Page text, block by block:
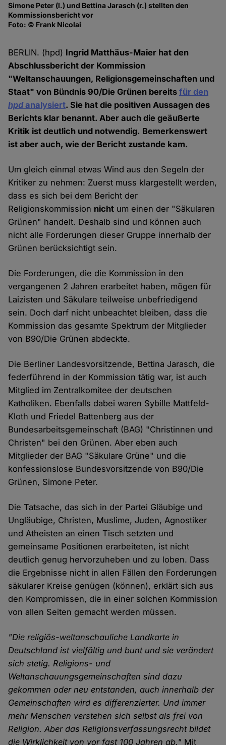
Simone Peter (l.) und Bettina Jarasch (r.) stellten den
Kommissionsbericht vor
Foto: © Frank Nicolai
BERLIN. (hpd) Ingrid Matthäus-Maier hat den
Abschlussbericht der Kommission
"Weltanschauungen, Religionsgemeinschaften und
Staat" von Bündnis 90/Die Grünen bereitsfür den
hpdanalysiert. Sie hat die positiven Aussagen des
Berichts klar benannt. Aber auch die geäußerte
Kritik ist deutlich und notwendig. Bemerkenswert
ist aber auch, wie der Bericht zustande kam.
Um gleich einmal etwas Wind aus den Segeln der
Kritiker zu nehmen: Zuerst muss klargestellt werden,
dass es sich bei dem Bericht der
Religionskommission nicht um einen der "Säkularen
Grünen" handelt. Deshalb sind und können auch
nicht alle Forderungen dieser Gruppe innerhalb der
Grünen berücksichtigt sein.
Die Forderungen, die die Kommission in den
vergangenen 2 Jahren erarbeitet haben, mögen für
Laizisten und Säkulare teilweise unbefriedigend
sein. Doch darf nicht unbeachtet bleiben, dass die
Kommission das gesamte Spektrum der Mitglieder
von B90/Die Grünen abdeckte.
Die Berliner Landesvorsitzende, Bettina Jarasch, die
federführend in der Kommission tätig war, ist auch
Mitglied im Zentralkomitee der deutschen
Katholiken. Ebenfalls dabei waren Sybille Mattfeld-
Kloth und Friedel Battenberg aus der
Bundesarbeitsgemeinschaft (BAG) "Christinnen und
Christen" bei den Grünen. Aber eben auch
Mitglieder der BAG "Säkulare Grüne" und die
konfessionslose Bundesvorsitzende von B90/Die
Grünen, Simone Peter.
Die Tatsache, das sich in der Partei Gläubige und
Ungläubige, Christen, Muslime, Juden, Agnostiker
und Atheisten an einen Tisch setzten und
gemeinsame Positionen erarbeiteten, ist nicht
deutlich genug hervorzuheben und zu loben. Dass
die Ergebnisse nicht in allen Fällen den Forderungen
säkularer Kreise genügen (können), erklärt sich aus
den Kompromissen, die in einer solchen Kommission
von allen Seiten gemacht werden müssen.
"Die religiös-weltanschauliche Landkarte in
Deutschland ist vielfältig und bunt und sie verändert
sich stetig. Religions- und
Weltanschauungsgemeinschaften sind dazu
gekommen oder neu entstanden, auch innerhalb der
Gemeinschaften wird es differenzierter. Und immer
mehr Menschen verstehen sich selbst als frei von
Religion. Aber das Religionsverfassungsrecht bildet
die Wirklichkeit von vor fast 100 Jahren ab." Mit